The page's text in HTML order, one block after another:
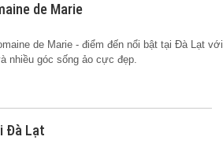
XỈU Ở ĐÀ LẠT
de Marie
de Marie - điểm đến nổi bật tại Đà Lạt với
nhiều góc sống ảo cực đẹp.
Đà Lạt